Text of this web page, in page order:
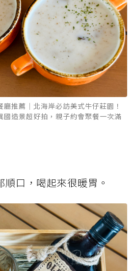
廳推薦｜北海岸必訪美式牛仔莊園！
國造景超好拍，親子約會聚餐一次滿
口，喝起來很暖胃。